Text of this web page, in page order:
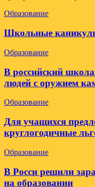
Образование
Школьные
Образование
В российский
людей с оружием
Образование
Для учащихся
круглогодичные
Образование
В Росси решили
на образовании